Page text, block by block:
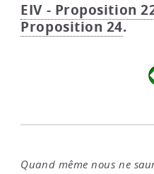
EIV - Proposition
Proposition 24.
Quand même nous ne